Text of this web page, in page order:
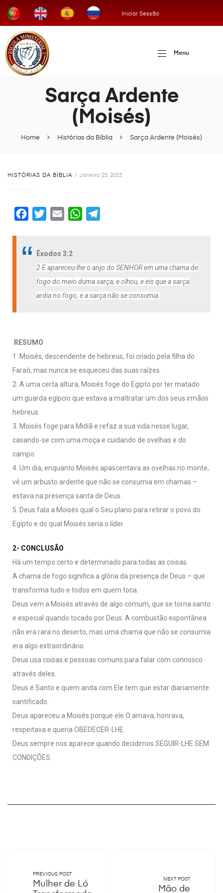
Iniciar Sessão
Menu
Home Histórias da Bíblia Sarça Ardente (Moisés)
Sarça Ardente
(Moisés)
HISTÓRIAS DA BÍBLIA Janeiro 25, 2023
e
t
t
e
r
i
l
W
s
A
p
g
r
a
Êxodos 3:2
2 E apareceu-lhe o anjo do SENHOR em uma chama de
fogo do meio duma sarça; e olhou, e eis que a sarça
ardia no fogo, e a sarça não se consumia.
RESUMO
1. Moisés, descendente de hebreus, foi criado pela filha do
Faraó, mas nunca se esqueceu das suas raízes.
2. A uma certa altura, Moisés foge do Egipto por ter matado
um guarda egípcio que estava a maltratar um dos seus irmãos
hebreus.
3. Moisés foge para Midiã e refaz a sua vida nesse lugar,
casando-se com uma moça e cuidando de ovelhas e do
campo.
4. Um dia, enquanto Moisés apascentava as ovelhas no monte,
vê um arbusto ardente que não se consumia em chamas –
estava na presença santa de Deus.
5. Deus fala a Moisés qual o Seu plano para retirar o povo do
Egipto e do qual Moisés seria o líder.
2- CONCLUSÃO
Há um tempo certo e determinado para todas as coisas.
A chama de fogo significa a glória da presença de Deus – que
transforma tudo e todos em quem toca.
Deus vem a Moisés através de algo comum, que se torna santo
e especial quando tocado por Deus. A combustão espontânea
não era rara no deserto, mas uma chama que não se consumia
era algo extraordinário.
Deus usa coisas e pessoas comuns para falar com connosco
através deles.
Deus é Santo e quem anda com Ele tem que estar diariamente
santificado.
Deus apareceu a Moisés porque ele O amava, honrava,
respeitava e queria OBEDECER-LHE.
Deus sempre nos aparece quando decidimos SEGUIR-LHE SEM
CONDIÇÕES.
PREVIOUS POST
Mulher de Ló
NEXT POST
Mão de